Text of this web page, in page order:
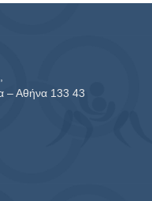
– Αθήνα 133 43